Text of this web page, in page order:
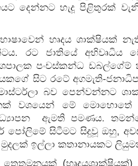
දෙන්නට හැදූ පිළිතුරක්
හෘදය ශාක්ෂියක්
රට ජාතියේ අභිවෘධිය
පංචස්කන්ධ
සිට රටේ අගමැති-
මාස්ටර්ලා බව පෙන්වන්නට
වශයෙන් මේ මොහොතේ
ඇමති පමණය.
පෝලිමේ සිටීමට සිදුවූ ඔහු,
ඉල්ලා කතානායකට